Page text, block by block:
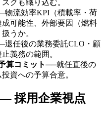
クも織り込む。
物流効率KPI（積載率・荷
可能性、外部要因（燃料
うか。
退任後の業務委託CLO・顧
義務の範囲。
算コミット──就任直後の
資への予算合意。
採用企業視点